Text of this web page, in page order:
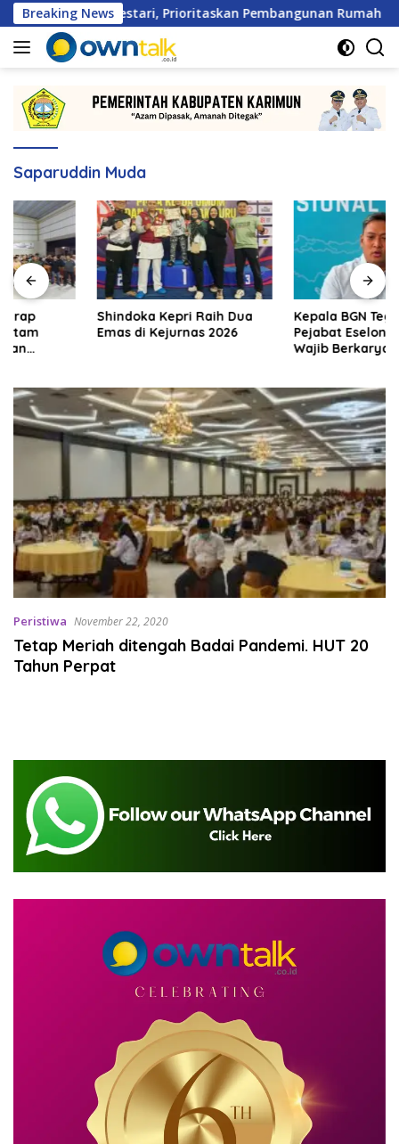
Langsung
ke
konten
Breaking News
Patam Lestari, Prioritaskan Pembangunan Rumah Ibadah
Saparuddin Muda
Shindoka Kepri Raih Dua
Emas di Kejurnas 2026
Kepala BGN Tegaskan
Pejabat Eselon 1 dan 2
Wajib Berkarya di Daerah,
Peristiwa November 22, 2020
Tetap Meriah ditengah Badai Pandemi. HUT 20
Tahun Perpat